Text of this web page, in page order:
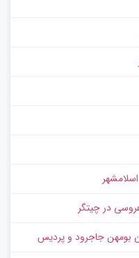
عروسی در چیتگر
بومهن جاجرود و پردیس